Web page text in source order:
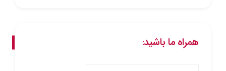
همراه ما باشید: